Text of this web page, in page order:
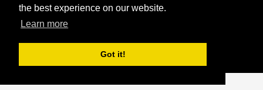
the best experience on our website.
Learn more
Got it!
COPYRIGHT 2026
HEMOCROMATOSIS: SÍNTOMAS, TIPOS,
PRUEBAS DE ADN, TRATAMIENTO